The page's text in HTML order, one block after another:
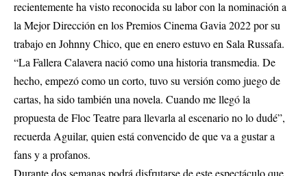
recientemente ha visto reconocida su labor con la nominación a
la Mejor Dirección en los Premios Cinema Gavia 2022 por su
trabajo en Johnny Chico, que en enero estuvo en Sala Russafa.
“La Fallera Calavera nació como una historia transmedia. De
hecho, empezó como un corto, tuvo su versión como juego de
cartas, ha sido también una novela. Cuando me llegó la
propuesta de Floc Teatre para llevarla al escenario no lo dudé”,
recuerda Aguilar, quien está convencido de que va a gustar a
fans y a profanos.